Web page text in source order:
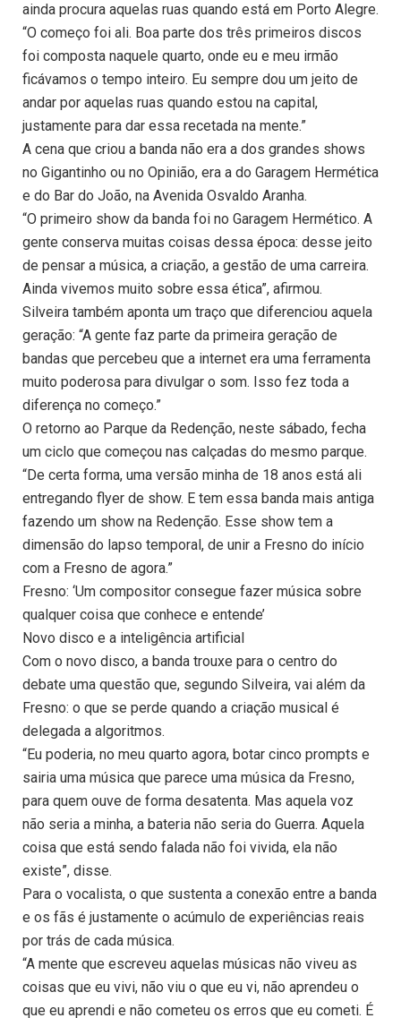
ainda procura aquelas ruas quando está em Porto Alegre.
“O começo foi ali. Boa parte dos três primeiros discos
foi composta naquele quarto, onde eu e meu irmão
ficávamos o tempo inteiro. Eu sempre dou um jeito de
andar por aquelas ruas quando estou na capital,
justamente para dar essa recetada na mente.”
A cena que criou a banda não era a dos grandes shows
no Gigantinho ou no Opinião, era a do Garagem Hermética
e do Bar do João, na Avenida Osvaldo Aranha.
“O primeiro show da banda foi no Garagem Hermético. A
gente conserva muitas coisas dessa época: desse jeito
de pensar a música, a criação, a gestão de uma carreira.
Ainda vivemos muito sobre essa ética”, afirmou.
Silveira também aponta um traço que diferenciou aquela
geração: “A gente faz parte da primeira geração de
bandas que percebeu que a internet era uma ferramenta
muito poderosa para divulgar o som. Isso fez toda a
diferença no começo.”
O retorno ao Parque da Redenção, neste sábado, fecha
um ciclo que começou nas calçadas do mesmo parque.
“De certa forma, uma versão minha de 18 anos está ali
entregando flyer de show. E tem essa banda mais antiga
fazendo um show na Redenção. Esse show tem a
dimensão do lapso temporal, de unir a Fresno do início
com a Fresno de agora.”
Fresno: ‘Um compositor consegue fazer música sobre
qualquer coisa que conhece e entende’
Novo disco e a inteligência artificial
Com o novo disco, a banda trouxe para o centro do
debate uma questão que, segundo Silveira, vai além da
Fresno: o que se perde quando a criação musical é
delegada a algoritmos.
“Eu poderia, no meu quarto agora, botar cinco prompts e
sairia uma música que parece uma música da Fresno,
para quem ouve de forma desatenta. Mas aquela voz
não seria a minha, a bateria não seria do Guerra. Aquela
coisa que está sendo falada não foi vivida, ela não
existe”, disse.
Para o vocalista, o que sustenta a conexão entre a banda
e os fãs é justamente o acúmulo de experiências reais
por trás de cada música.
“A mente que escreveu aquelas músicas não viveu as
coisas que eu vivi, não viu o que eu vi, não aprendeu o
que eu aprendi e não cometeu os erros que eu cometi. É